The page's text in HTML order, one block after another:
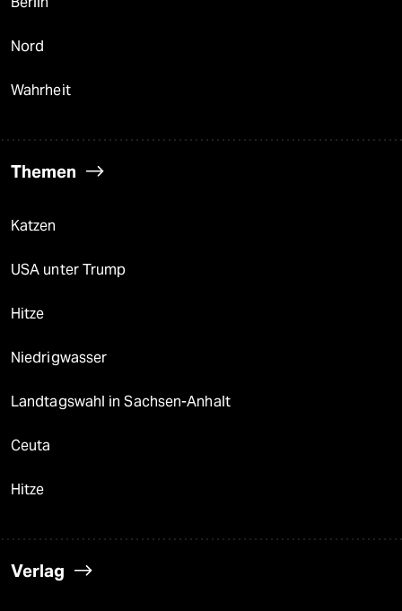
Nord
Wahrheit
Themen
Katzen
USA unter Trump
Hitze
Niedrigwasser
Landtagswahl in Sachsen-Anhalt
Ceuta
Hitze
Verlag